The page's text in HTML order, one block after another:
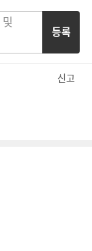
등록
신고